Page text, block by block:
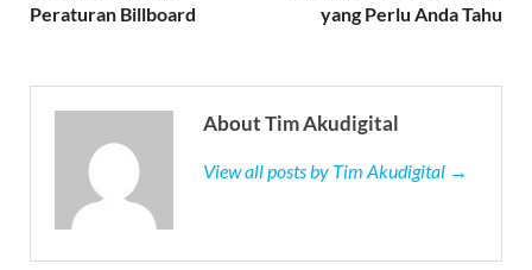
Peraturan Billboard
yang Perlu Anda Tahu
About Tim Akudigital
View all posts by Tim Akudigital →